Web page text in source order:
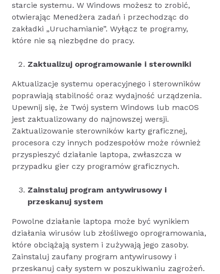
starcie systemu. W Windows możesz to zrobić,
otwierając Menedżera zadań i przechodząc do
zakładki „Uruchamianie”. Wyłącz te programy,
które nie są niezbędne do pracy.
Zaktualizuj oprogramowanie i sterowniki
Aktualizacje systemu operacyjnego i sterowników
poprawiają stabilność oraz wydajność urządzenia.
Upewnij się, że Twój system Windows lub macOS
jest zaktualizowany do najnowszej wersji.
Zaktualizowanie sterowników karty graficznej,
procesora czy innych podzespołów może również
przyspieszyć działanie laptopa, zwłaszcza w
przypadku gier czy programów graficznych.
Zainstaluj program antywirusowy i
przeskanuj system
Powolne działanie laptopa może być wynikiem
działania wirusów lub złośliwego oprogramowania,
które obciążają system i zużywają jego zasoby.
Zainstaluj zaufany program antywirusowy i
przeskanuj cały system w poszukiwaniu zagrożeń.